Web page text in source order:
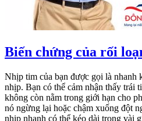
Biến chứng của rối
Nhịp tim của bạn được gọi là nhanh
nhịp. Bạn có thể cảm nhận thấy trái
không còn nằm trong giới hạn cho
nó ngừng lại hoặc chậm xuống đột
nhịp nhanh có thể kéo dài trong vài